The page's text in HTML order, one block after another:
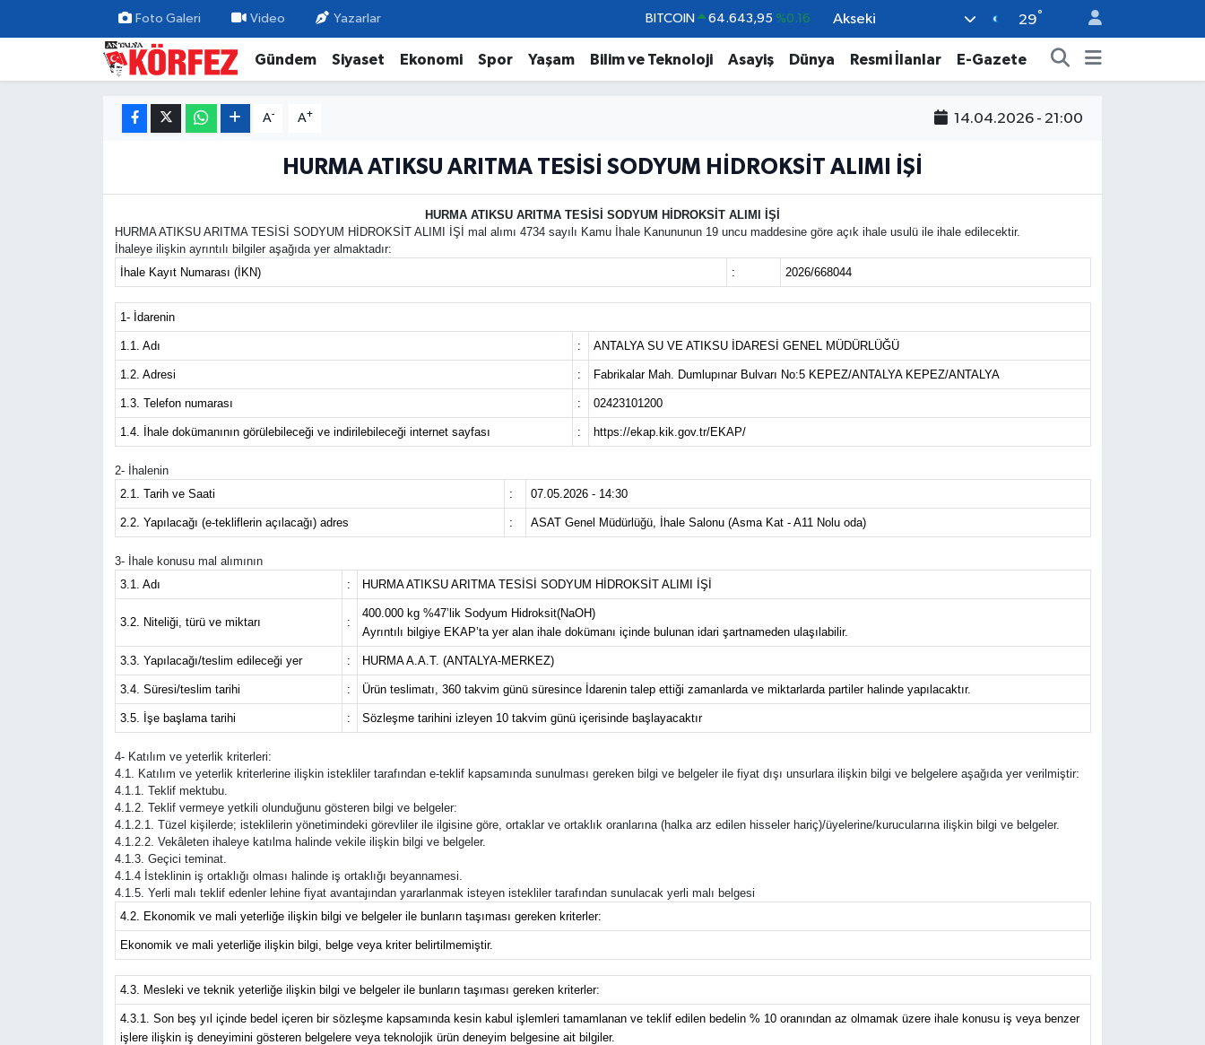
Foto Galeri Video Yazarlar BITCOIN 64.643,95 %0.16
DOLAR 47,6006 %0.06
EURO 55,0250 %0.02
Akseki 29°
Gündem Siyaset Ekonomi Spor Yaşam Bilim ve Teknoloji Asayiş Dünya Resmi İlanlar E-Gazete
A- A+ 14.04.2026 - 21:00
HURMA ATIKSU ARITMA TESİSİ SODYUM HİDROKSİT ALIMI İŞİ
HURMA ATIKSU ARITMA TESİSİ SODYUM HİDROKSİT ALIMI İŞİ
HURMA ATIKSU ARITMA TESİSİ SODYUM HİDROKSİT ALIMI İŞİ mal alımı 4734 sayılı Kamu İhale Kanununun 19 uncu maddesine göre açık ihale usulü ile ihale edilecektir.
İhaleye ilişkin ayrıntılı bilgiler aşağıda yer almaktadır:
İhale Kayıt Numarası (İKN)
: 2026/668044
1- İdarenin
1.1. Adı : ANTALYA SU VE ATIKSU İDARESİ GENEL MÜDÜRLÜĞÜ
1.2. Adresi : Fabrikalar Mah. Dumlupınar Bulvarı No:5 KEPEZ/ANTALYA KEPEZ/ANTALYA
1.3. Telefon numarası : 02423101200
1.4. İhale dokümanının görülebileceği ve indirilebileceği internet sayfası : https://ekap.kik.gov.tr/EKAP/
2- İhalenin
2.1. Tarih ve Saati
: 07.05.2026 - 14:30
2.2. Yapılacağı (e-tekliflerin açılacağı) adres : ASAT Genel Müdürlüğü, İhale Salonu (Asma Kat - A11 Nolu oda)
3- İhale konusu mal alımının
3.1. Adı
: HURMA ATIKSU ARITMA TESİSİ SODYUM HİDROKSİT ALIMI İŞİ
3.2. Niteliği, türü ve miktarı :
400.000 kg %47’lik Sodyum Hidroksit(NaOH)
Ayrıntılı bilgiye EKAP’ta yer alan ihale dokümanı içinde bulunan idari şartnameden ulaşılabilir.
3.3. Yapılacağı/teslim edileceği yer : HURMA A.A.T. (ANTALYA-MERKEZ)
3.4. Süresi/teslim tarihi : Ürün teslimatı, 360 takvim günü süresince İdarenin talep ettiği zamanlarda ve miktarlarda partiler halinde yapılacaktır.
3.5. İşe başlama tarihi : Sözleşme tarihini izleyen 10 takvim günü içerisinde başlayacaktır
4- Katılım ve yeterlik kriterleri:
4.1. Katılım ve yeterlik kriterlerine ilişkin istekliler tarafından e-teklif kapsamında sunulması gereken bilgi ve belgeler ile fiyat dışı unsurlara ilişkin bilgi ve belgelere aşağıda yer verilmiştir:
4.1.1. Teklif mektubu.
4.1.2. Teklif vermeye yetkili olunduğunu gösteren bilgi ve belgeler:
4.1.2.1. Tüzel kişilerde; isteklilerin yönetimindeki görevliler ile ilgisine göre, ortaklar ve ortaklık oranlarına (halka arz edilen hisseler hariç)/üyelerine/kurucularına ilişkin bilgi ve belgeler.
4.1.2.2. Vekâleten ihaleye katılma halinde vekile ilişkin bilgi ve belgeler.
4.1.3. Geçici teminat.
4.1.4 İsteklinin iş ortaklığı olması halinde iş ortaklığı beyannamesi.
4.1.5. Yerli malı teklif edenler lehine fiyat avantajından yararlanmak isteyen istekliler tarafından sunulacak yerli malı belgesi
4.2. Ekonomik ve mali yeterliğe ilişkin bilgi ve belgeler ile bunların taşıması gereken kriterler:
Ekonomik ve mali yeterliğe ilişkin bilgi, belge veya kriter belirtilmemiştir.
4.3. Mesleki ve teknik yeterliğe ilişkin bilgi ve belgeler ile bunların taşıması gereken kriterler:
4.3.1. Son beş yıl içinde bedel içeren bir sözleşme kapsamında kesin kabul işlemleri tamamlanan ve teklif edilen bedelin % 10 oranından az olmamak üzere ihale konusu iş veya benzer
işlere ilişkin iş deneyimini gösteren belgelere veya teknolojik ürün deneyim belgesine ait bilgiler.
Gündem
Kültür ve Sanat
Sivil Toplum
Bilim ve Teknoloji
Resmi İlanlar
Nöbetçi Eczaneler
Hava Durumu
Tüm Manşetler
Haber Arşivi